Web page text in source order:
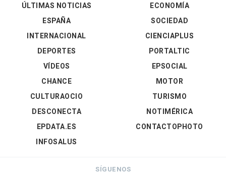
ÚLTIMAS NOTICIAS
ESPAÑA
INTERNACIONAL
DEPORTES
VÍDEOS
ECONOMÍA
SOCIEDAD
CIENCIAPLUS
PORTALTIC
EPSOCIAL
CHANCE
CULTURAOCIO
DESCONECTA
EPDATA.ES
INFOSALUS
MOTOR
TURISMO
NOTIMÉRICA
CONTACTOPHOTO
SÍGUENOS